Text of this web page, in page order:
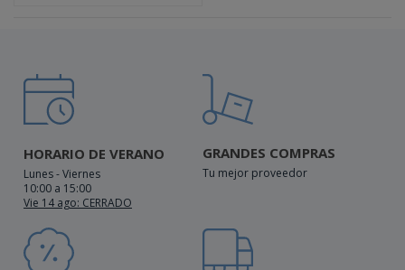
HORARIO DE VERANO
Lunes - Viernes
10:00 a 15:00
Vie 14 ago: CERRADO
GRANDES COMPRAS
Tu mejor proveedor